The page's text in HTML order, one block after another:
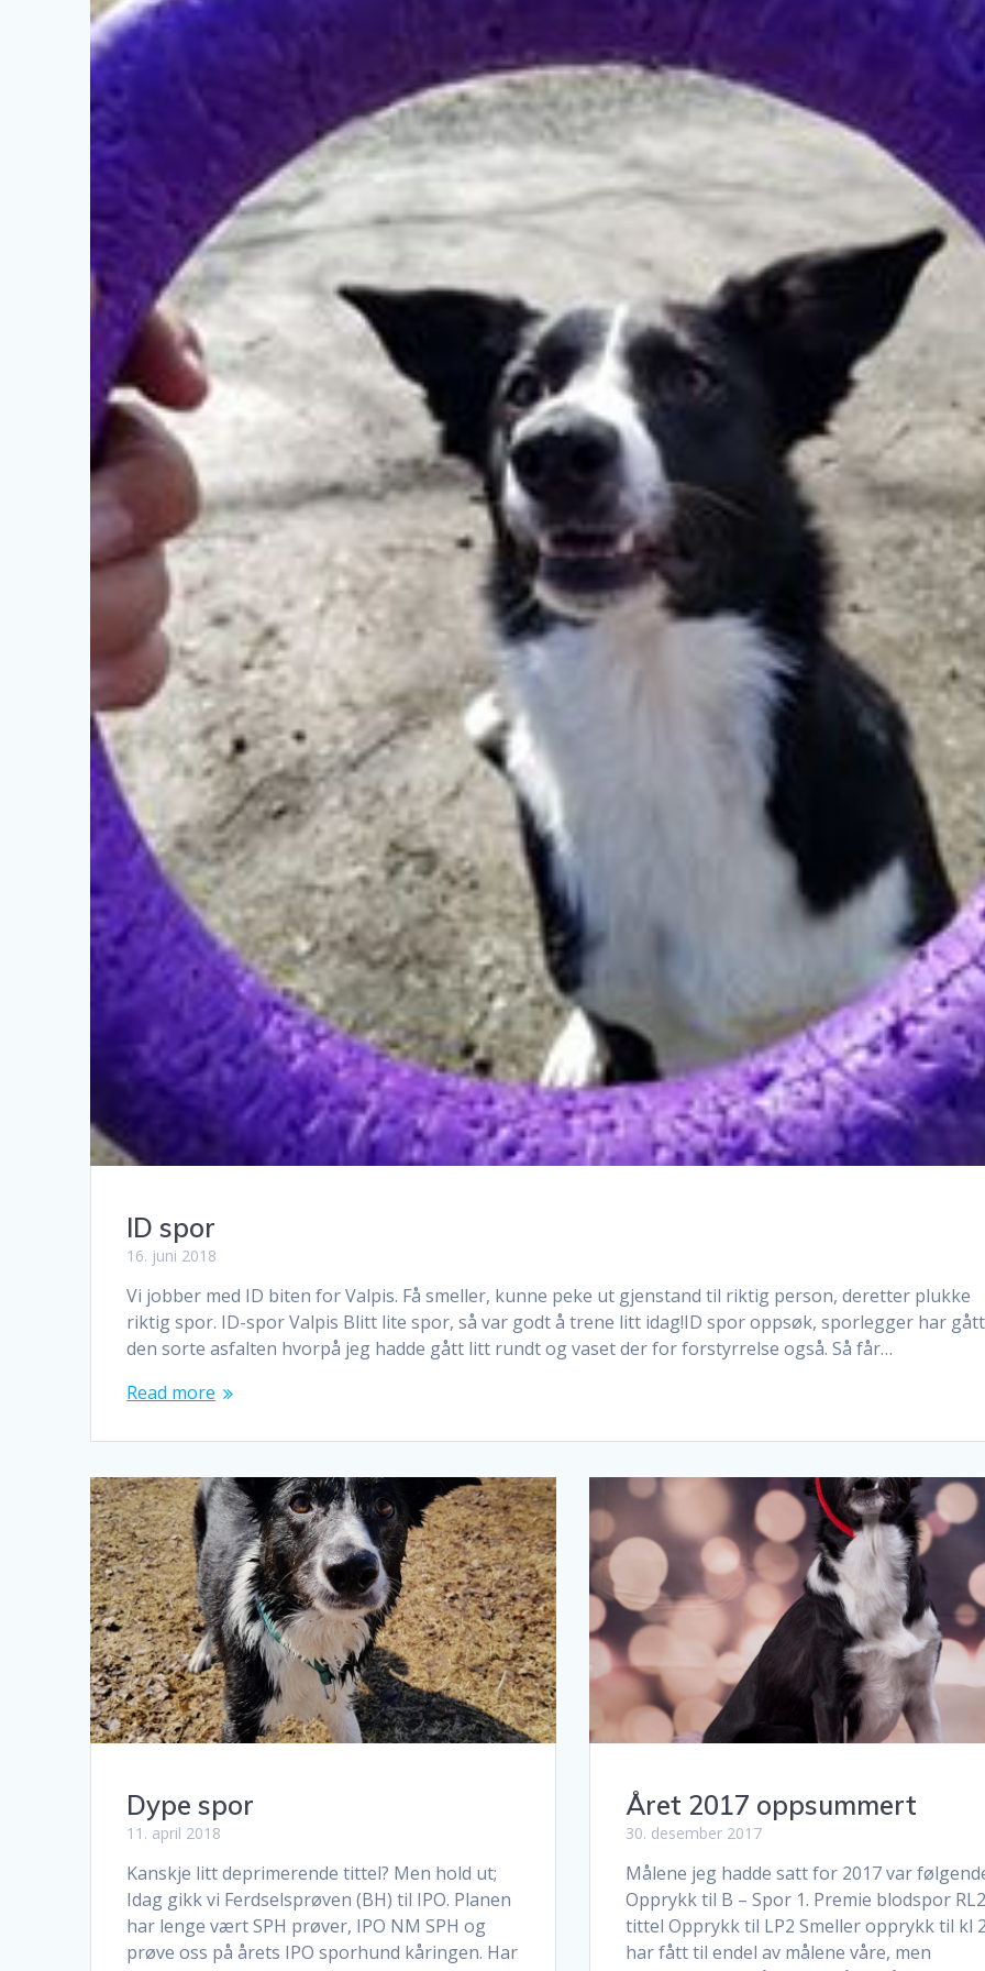
ID spor
16. juni 2018
Vi jobber med ID biten for Valpis. Få smeller, kunne peke ut gjenstand til riktig person, deretter plukke
riktig spor. ID-spor Valpis Blitt lite spor, så var godt å trene litt idag!ID spor oppsøk, sporlegger har
den sorte asfalten hvorpå jeg hadde gått litt rundt og vaset der for forstyrrelse også. Så får…
Read more
Dype spor
11. april 2018
Kanskje litt deprimerende tittel? Men hold ut;
Idag gikk vi Ferdselsprøven (BH) til IPO. Planen
har lenge vært SPH prøver, IPO NM SPH og
prøve oss på årets IPO sporhund kåringen. Har
Året 2017 oppsummert
30. desember 2017
Målene jeg hadde satt for 2017 var
Opprykk til B – Spor 1. Premie blodspor RL2
tittel Opprykk til LP2 Smeller opprykk til kl
har fått til endel av målene våre, men